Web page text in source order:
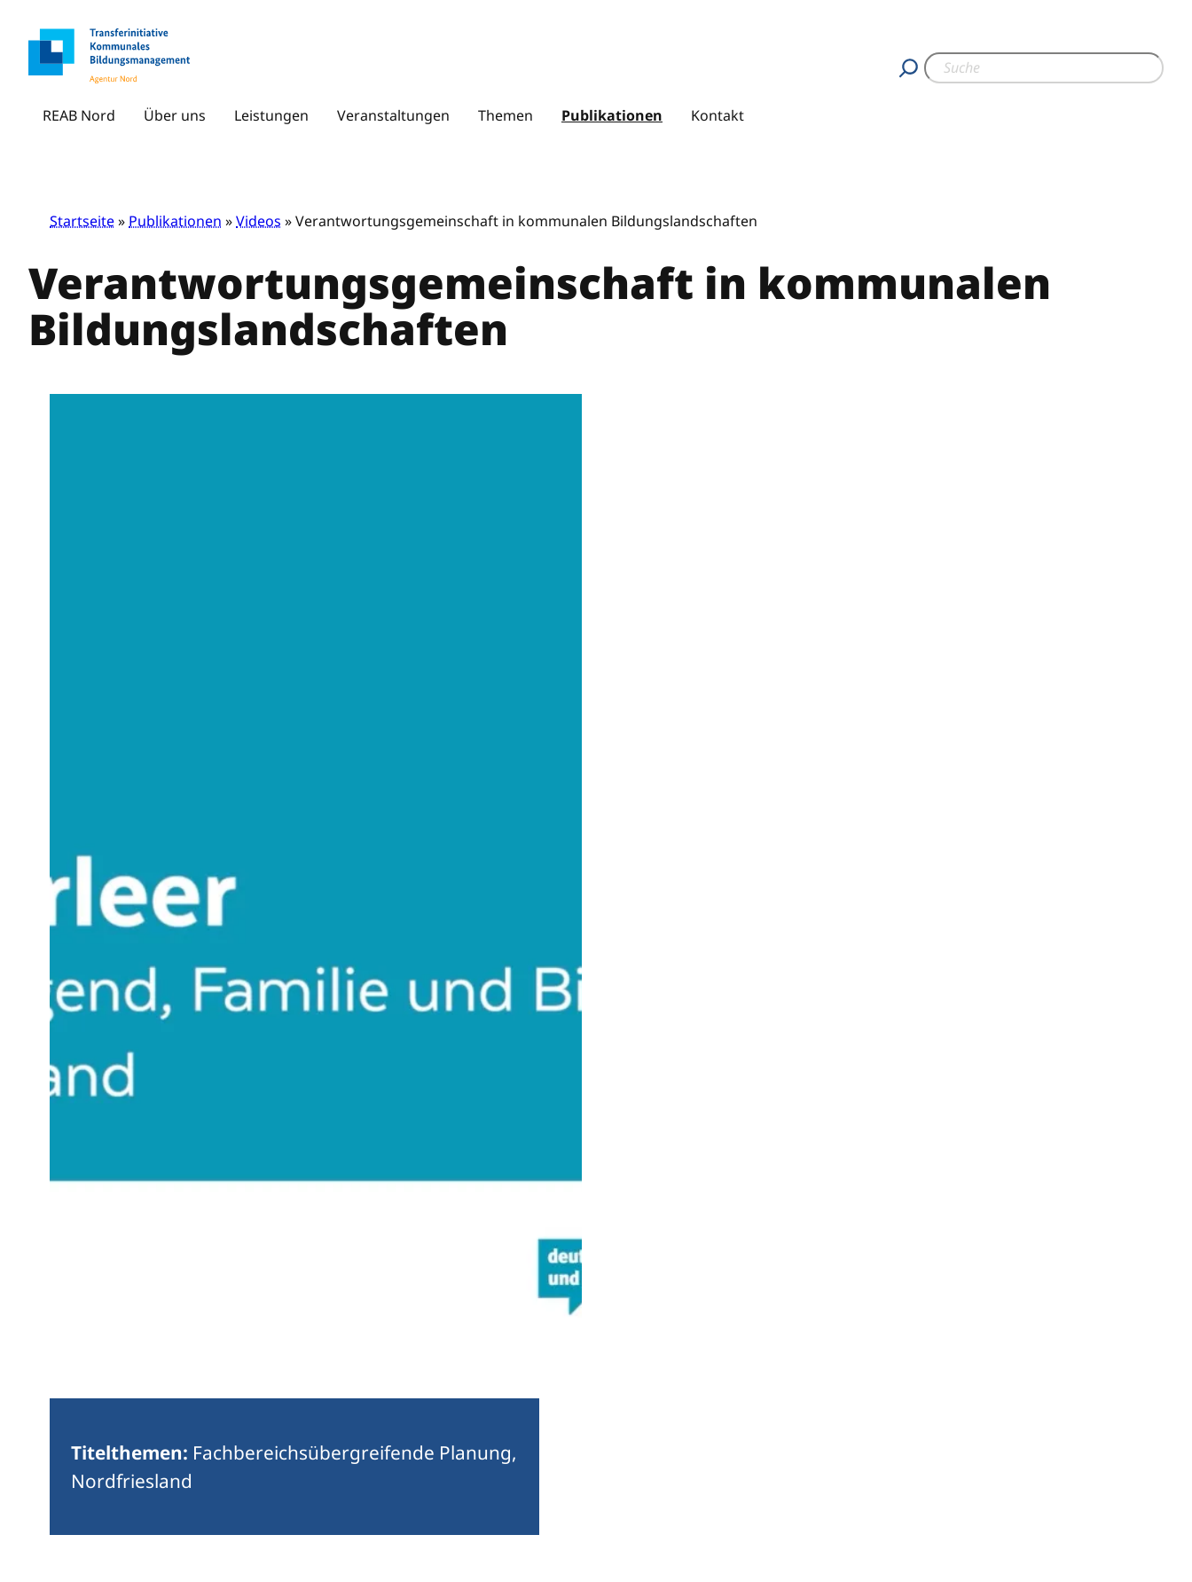
Inhalt
springen
c
h
REAB Nord Über uns Leistungen Veranstaltungen Themen Publikationen Kontakt
Startseite» Publikationen »Videos » Verantwortungsgemeinschaft in kommunalen Bildungslandschaften
Verantwortungsgemeinschaft in kommunalen
Bildungslandschaften
Titelthemen: Fachbereichsübergreifende Planung,
Nordfriesland